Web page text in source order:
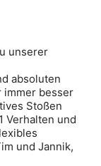
unserer
absoluten
immer besser
Stoßen
Verhalten und
und Jannik,